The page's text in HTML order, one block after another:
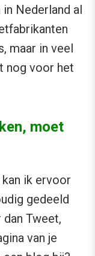
Nederland al
maar in veel
nog voor het
moet
ik ervoor
gedeeld
Tweet,
van je